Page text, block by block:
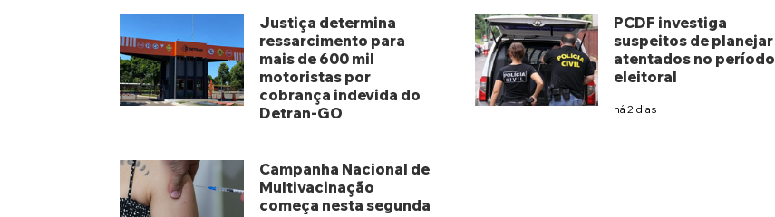
Justiça determina
ressarcimento para
mais de 600 mil
motoristas por
cobrança indevida do
Detran-GO
PCDF investiga
suspeitos de planejar
atentados no período
eleitoral
há 2 dias
Campanha Nacional de
Multivacinação
começa nesta segunda